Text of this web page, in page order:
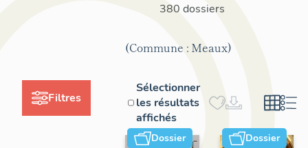
Filtres
380 dossiers
(Commune : Meaux)
Sélectionner
les résultats
affichés
Dossier Dossier